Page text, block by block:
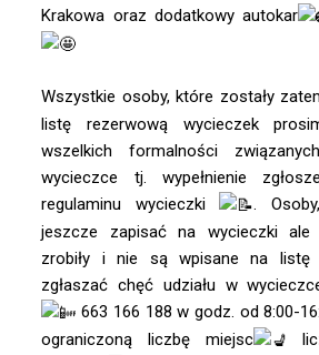
Krakowa oraz dodatkowy autokar
Wszystkie osoby, które zostały
listę rezerwową wycieczek
wszelkich formalności
wycieczce tj. wypełnienie
regulaminu wycieczki
.
jeszcze zapisać na wycieczki
zrobiły i nie są wpisane na listę
zgłaszać chęć udziału w
663 166 188 w godz. od 8:00-
ograniczoną liczbę miejsc